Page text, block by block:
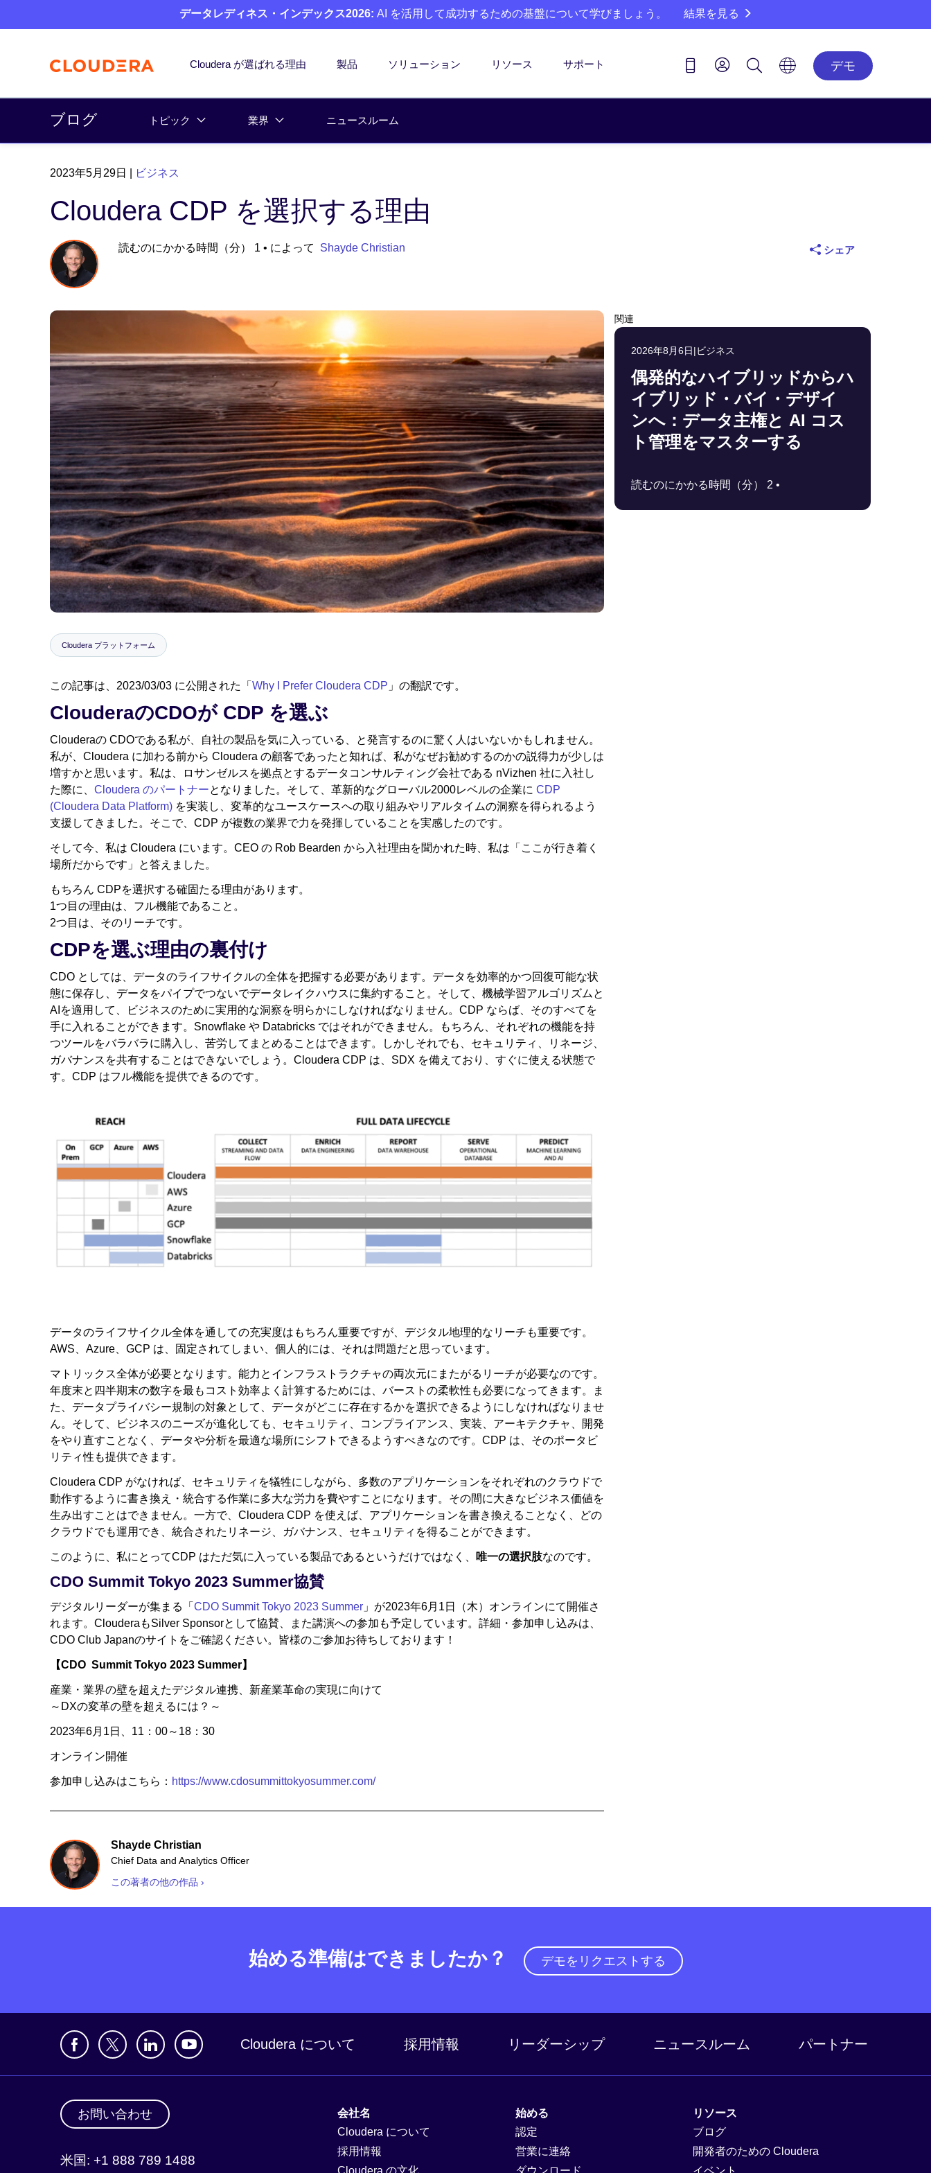
データレディネス・インデックス2026: AI を活用して成功するための基盤について学びましょう。 結果を見る
Cloudera が選ばれる理由 製品 ソリューション リソース サポート デモ
ブログ トピック 業界 ニュースルーム
2023年5月29日 ビジネス
Cloudera CDP を選択する理由
読むのにかかる時間（分） 1 • によって Shayde Christian シェア
Cloudera プラットフォーム
この記事は、2023/03/03 に公開された「 Why I Prefer Cloudera CDP 」の翻訳です。
ClouderaのCDOが CDP を選ぶ
Clouderaの CDOである私が、自社の製品を気に入っている、と発言するのに驚く人はいないかもしれません。
私が、Cloudera に加わる前から Cloudera の顧客であったと知れば、私がなぜお勧めするのかの説得力が少しは
増すかと思います。私は、ロサンゼルスを拠点とするデータコンサルティング会社である nVizhen 社に入社し
た際に、 Cloudera のパートナーとなりました。そして、革新的なグローバル2000レベルの企業に CDP
(Cloudera Data Platform) を実装し、変革的なユースケースへの取り組みやリアルタイムの洞察を得られるよう
支援してきました。そこで、CDP が複数の業界で力を発揮していることを実感したのです。
そして今、私は Cloudera にいます。CEO の Rob Bearden から入社理由を聞かれた時、私は「ここが行き着く
場所だからです」と答えました。
もちろん CDPを選択する確固たる理由があります。
1つ目の理由は、フル機能であること。
2つ目は、そのリーチです。
CDPを選ぶ理由の裏付け
CDO としては、データのライフサイクルの全体を把握する必要があります。データを効率的かつ回復可能な状
態に保存し、データをパイプでつないでデータレイクハウスに集約すること。そして、機械学習アルゴリズムと
AIを適用して、ビジネスのために実用的な洞察を明らかにしなければなりません。CDP ならば、そのすべてを
手に入れることができます。Snowflake や Databricks ではそれができません。もちろん、それぞれの機能を持
つツールをバラバラに購入し、苦労してまとめることはできます。しかしそれでも、セキュリティ、リネージ、
ガバナンスを共有することはできないでしょう。Cloudera CDP は、SDX を備えており、すぐに使える状態で
す。CDP はフル機能を提供できるのです。
データのライフサイクル全体を通しての充実度はもちろん重要ですが、デジタル地理的なリーチも重要です。
AWS、Azure、GCP は、固定されてしまい、個人的には、それは問題だと思っています。
マトリックス全体が必要となります。能力とインフラストラクチャの両次元にまたがるリーチが必要なのです。
年度末と四半期末の数字を最もコスト効率よく計算するためには、バーストの柔軟性も必要になってきます。ま
た、データプライバシー規制の対象として、データがどこに存在するかを選択できるようにしなければなりませ
ん。そして、ビジネスのニーズが進化しても、セキュリティ、コンプライアンス、実装、アーキテクチャ、開発
をやり直すことなく、データや分析を最適な場所にシフトできるようすべきなのです。CDP は、そのポータビ
リティ性も提供できます。
Cloudera CDP がなければ、セキュリティを犠牲にしながら、多数のアプリケーションをそれぞれのクラウドで
動作するように書き換え・統合する作業に多大な労力を費やすことになります。その間に大きなビジネス価値を
生み出すことはできません。一方で、Cloudera CDP を使えば、アプリケーションを書き換えることなく、どの
クラウドでも運用でき、統合されたリネージ、ガバナンス、セキュリティを得ることができます。
このように、私にとってCDP はただ気に入っている製品であるというだけではなく、 唯一の選択肢なのです。
CDO Summit Tokyo 2023 Summer協賛
デジタルリーダーが集まる「 CDO Summit Tokyo 2023 Summer 」が2023年6月1日（木）オンラインにて開催さ
れます。ClouderaもSilver Sponsorとして協賛、また講演への参加も予定しています。詳細・参加申し込みは、
CDO Club Japanのサイトをご確認ください。皆様のご参加お待ちしております！
【CDO Summit Tokyo 2023 Summer】
産業・業界の壁を超えたデジタル連携、新産業革命の実現に向けて
～DXの変革の壁を超えるには？～
2023年6月1日、11：00～18：30
​オンライン開催
参加申し込みはこちら： https://www.cdosummittokyosummer.com/
Shayde Christian
Chief Data and Analytics Officer
この著者の他の作品 ›
関連
2026年8月6日|ビジネス
偶発的なハイブリッドからハ
イブリッド・バイ・デザイ
ンへ：データ主権と AI コス
ト管理をマスターする
読むのにかかる時間（分） 2 •
始める準備はできましたか？ デモをリクエストする
Cloudera について 採用情報 リーダーシップ ニュースルーム パートナー
お問い合わせ
米国: +1 888 789 1488
会社名
Cloudera について
採用情報
始める
認定
営業に連絡
リソース
ブログ
開発者のための Cloudera